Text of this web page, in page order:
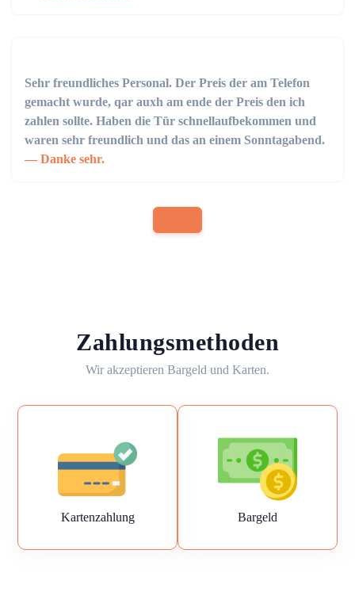
Sehr freundliches Personal. Der Preis der am Telefon
gemacht wurde, qar auxh am ende der Preis den ich
zahlen sollte. Haben die Tür schnellaufbekommen und
waren sehr freundlich und das an einem Sonntagabend.
Danke sehr.
Zahlungsmethoden
Wir akzeptieren Bargeld und Karten.
Kartenzahlung Bargeld